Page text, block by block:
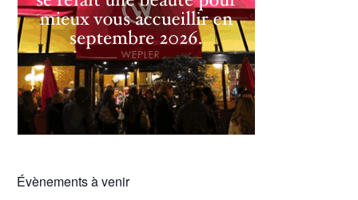
Évènements à venir